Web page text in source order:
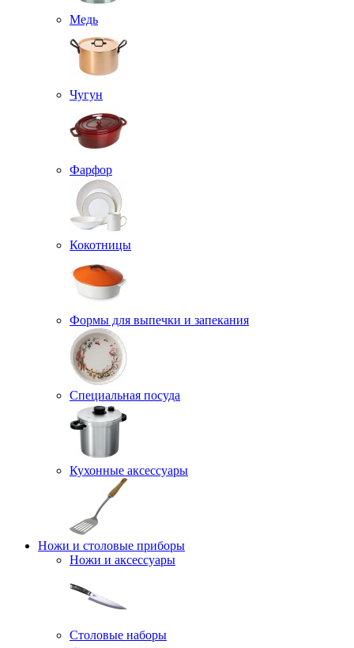
Медь
Чугун
Фарфор
Кокотницы
Формы для выпечки и запекания
Специальная посуда
Кухонные аксессуары
Ножи и столовые приборы
Ножи и аксессуары
Столовые наборы